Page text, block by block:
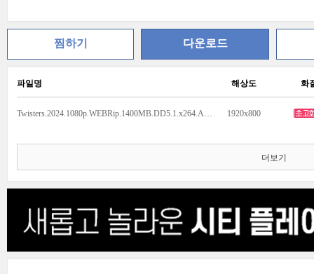
찜하기 다운로드
파일명 해상도 화
Twisters.2024.1080p.WEBRip.1400MB.DD5.1.x264.AAC.mkv 1920x800
더보기